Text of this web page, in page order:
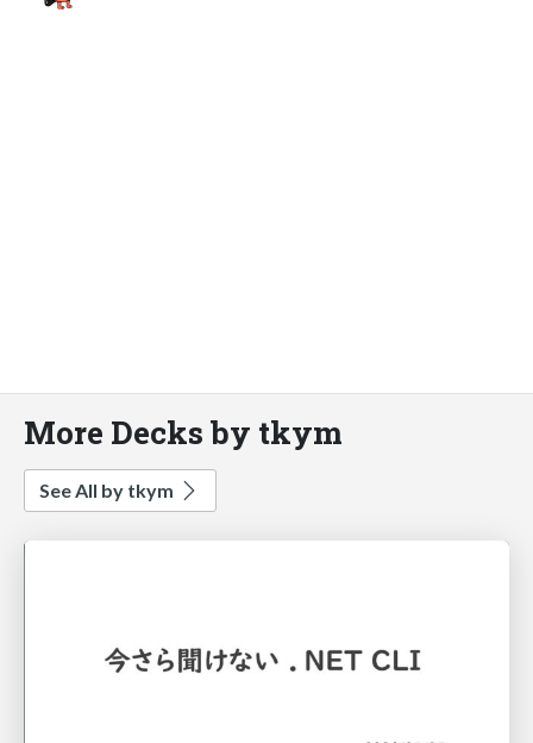
More Decks by tkym
See All by tkym